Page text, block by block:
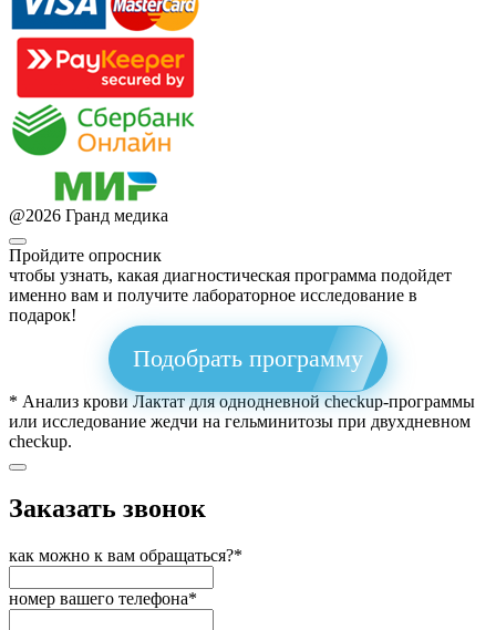
@2026 Гранд медика
Пройдите опросник
чтобы узнать, какая диагностическая программа подойдет
именно вам и получите лабораторное исследование в
подарок!
Подобрать программу
* Анализ крови Лактат для однодневной checkup-программы
или исследование жедчи на гельминитозы при двухдневном
checkup.
Заказать звонок
как можно к вам обращаться?*
номер вашего телефона*